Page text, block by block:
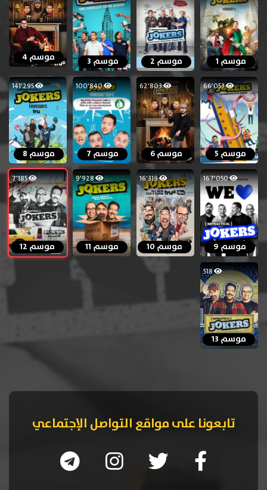
موسم 1 موسم 2 موسم 3 موسم 4
66٬053
موسم 5
62٬803
موسم 6
100٬840
موسم 7
141٬295
موسم 8
167٬050
موسم 9
16٬319
موسم 10
9٬928
موسم 11
7٬185
موسم 12
518
موسم 13
تابعونا على مواقع التواصل الإجتماعي